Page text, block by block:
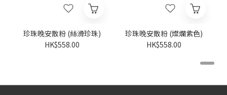
珍珠晚安散粉 (絲滑珍珠)
HK$558.00
珍珠晚安散粉 (燦爛紫色)
HK$558.00